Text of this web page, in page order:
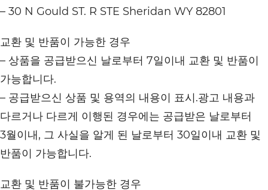
– 30 N Gould ST. R STE Sheridan WY 82801
교환 및 반품이 가능한 경우
– 상품을 공급받으신 날로부터 7일이내 교환 및 반품이
가능합니다.
– 공급받으신 상품 및 용역의 내용이 표시.광고 내용과
다르거나 다르게 이행된 경우에는 공급받은 날로부터
3월이내, 그 사실을 알게 된 날로부터 30일이내 교환 및
반품이 가능합니다.
교환 및 반품이 불가능한 경우